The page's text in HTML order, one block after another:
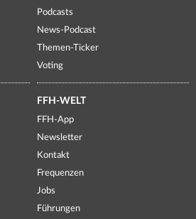
Podcasts
News-Podcast
Themen-Ticker
Voting
FFH-WELT
FFH-App
Newsletter
Kontakt
Frequenzen
Jobs
Führungen